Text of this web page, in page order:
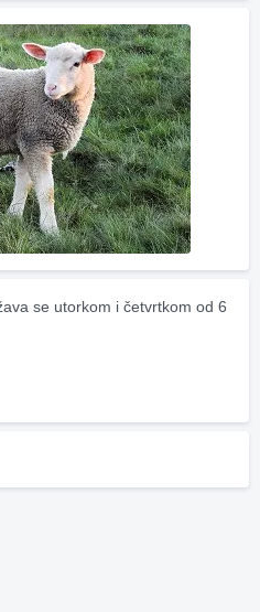
se utorkom i četvrtkom od 6